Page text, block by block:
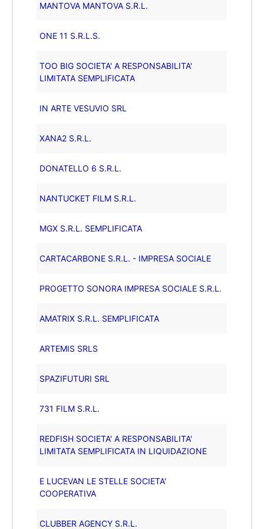
MANTOVA MANTOVA S.R.L.
ONE 11 S.R.L.S.
TOO BIG SOCIETA' A RESPONSABILITA'
LIMITATA SEMPLIFICATA
IN ARTE VESUVIO SRL
XANA2 S.R.L.
DONATELLO 6 S.R.L.
NANTUCKET FILM S.R.L.
MGX S.R.L. SEMPLIFICATA
CARTACARBONE S.R.L. - IMPRESA SOCIALE
PROGETTO SONORA IMPRESA SOCIALE S.R.L.
AMATRIX S.R.L. SEMPLIFICATA
ARTEMIS SRLS
SPAZIFUTURI SRL
731 FILM S.R.L.
REDFISH SOCIETA' A RESPONSABILITA'
LIMITATA SEMPLIFICATA IN LIQUIDAZIONE
E LUCEVAN LE STELLE SOCIETA'
COOPERATIVA
CLUBBER AGENCY S.R.L.